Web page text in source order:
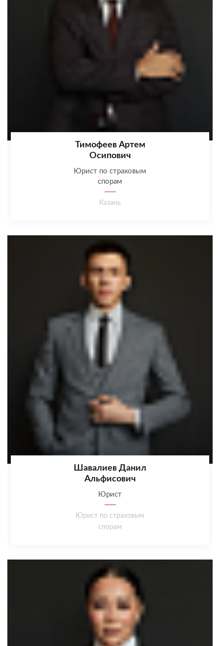
Тимофеев Артем
Осипович
Юрист по страховым
спорам
Казань
Шавалиев Данил
Альфисович
Юрист
Юрист по страховым
спорам